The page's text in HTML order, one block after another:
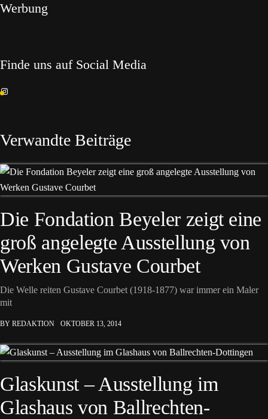
Werbung
Finde uns auf Social Media
Verwandte Beiträge
Die Fondation Beyeler zeigt eine
groß angelegte Ausstellung von
Werken Gustave Courbet
Die Welle reiten Gustave Courbet (1918-1877) war immer ein Maler
mit
BY REDAKTION OKTOBER 13, 2014
Glaskunst – Ausstellung im
Glashaus von Ballrechten-